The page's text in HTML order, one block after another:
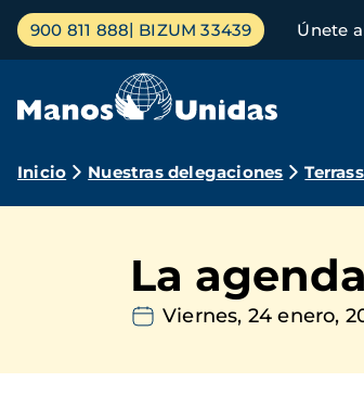
Pasar
contenido
Menú
principal
900 811 888 BIZUM 33439 Únete
Ruta
navegación
Inicio Nuestras delegaciones
La
Viernes, 24 enero,